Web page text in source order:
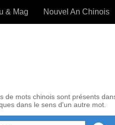
& Mag Nouvel An Chinois
de mots chinois sont présents
dans le sens d'un autre mot.